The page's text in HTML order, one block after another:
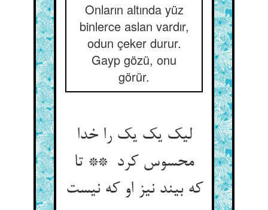
Onların altında yüz
binlerce aslan vardır,
odun çeker durur.
Gayp gözü, onu
görür.
لیک یک یک را خدا
محسوس کرد ** تا
که بیند نیز او که نیست